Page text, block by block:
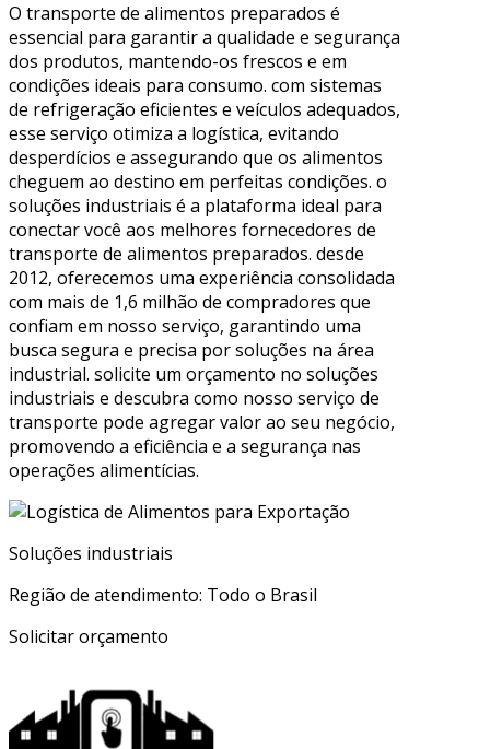
O transporte de alimentos preparados é
essencial para garantir a qualidade e segurança
dos produtos, mantendo-os frescos e em
condições ideais para consumo. com sistemas
de refrigeração eficientes e veículos adequados,
esse serviço otimiza a logística, evitando
desperdícios e assegurando que os alimentos
cheguem ao destino em perfeitas condições. o
soluções industriais é a plataforma ideal para
conectar você aos melhores fornecedores de
transporte de alimentos preparados. desde
2012, oferecemos uma experiência consolidada
com mais de 1,6 milhão de compradores que
confiam em nosso serviço, garantindo uma
busca segura e precisa por soluções na área
industrial. solicite um orçamento no soluções
industriais e descubra como nosso serviço de
transporte pode agregar valor ao seu negócio,
promovendo a eficiência e a segurança nas
operações alimentícias.
Soluções industriais
Região de atendimento: Todo o Brasil
Solicitar orçamento